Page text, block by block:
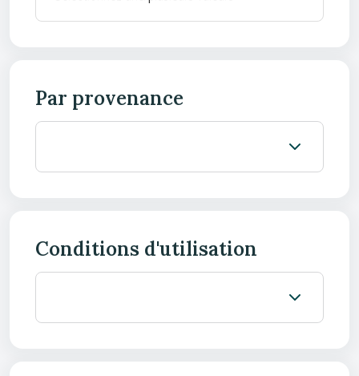
Par provenance
Conditions d'utilisation